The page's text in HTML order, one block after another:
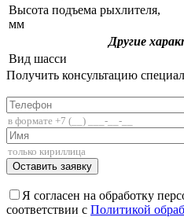
Высота подъема рыхлителя,
мм
Другие
Вид шасси
Получить консультацию
Я согласен на обработку
соответствии с Политикой